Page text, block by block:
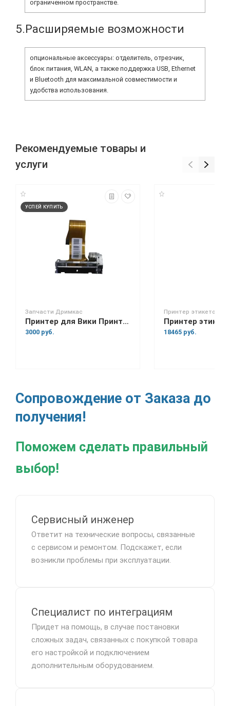
ограниченном пространстве.
5.Расширяемые возможности
опциональные аксессуары: отделитель, отрезчик,
блок питания, WLAN, а также поддержка USB, Ethernet
и Bluetooth для максимальной совместимости и
удобства использования.
Рекомендуемые товары и
услуги
УСПЕЙ КУПИТЬ
Запчасти Дримкас
Принтер для Вики Принт 57
3000 руб.
Принтер этикеток
18465 руб.
Сопровождение от Заказа до
получения!
Поможем сделать правильный
выбор!
Сервисный инженер
Ответит на технические вопросы, связанные
с сервисом и ремонтом. Подскажет, если
возникли проблемы при эксплуатации.
Специалист по интеграциям
Придет на помощь, в случае постановки
сложных задач, связанных с покупкой товара
его настройкой и подключением
дополнительным оборудованием.